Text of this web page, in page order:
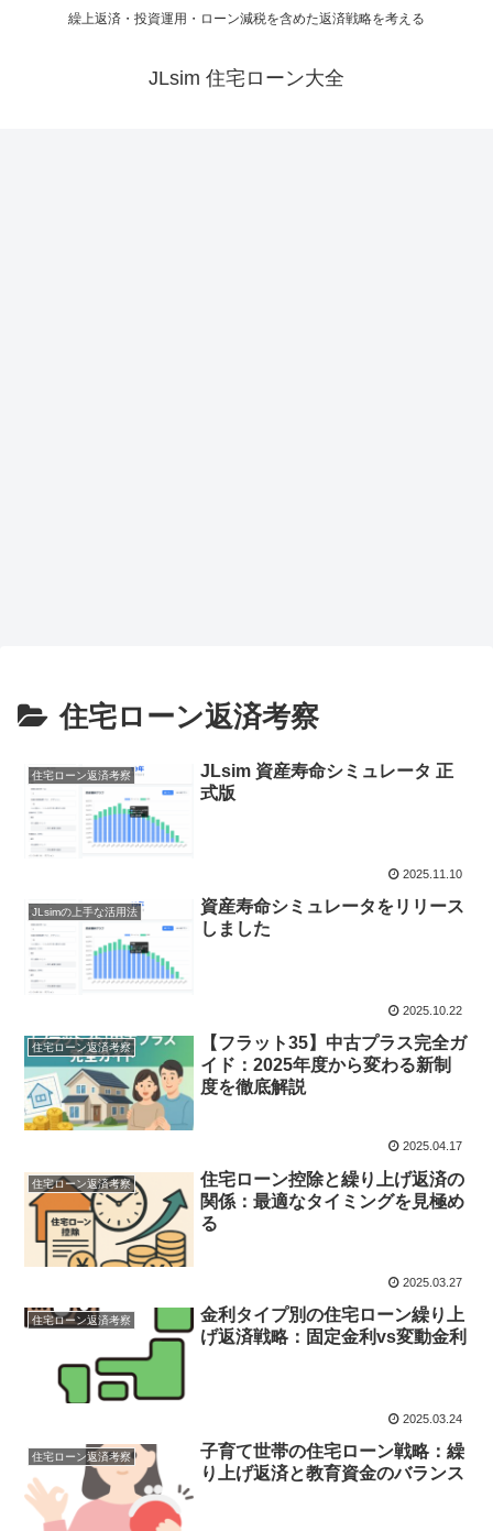
繰上返済・投資運用・ローン減税を含めた返済戦略を考える
JLsim 住宅ローン大全
住宅ローン返済考察
住宅ローン返済考察
JLsim 資産寿命シミュレータ 正
式版
2025.11.10
JLsimの上手な活用法
資産寿命シミュレータをリリース
しました
2025.10.22
住宅ローン返済考察
【フラット35】中古プラス完全ガ
イド：2025年度から変わる新制
度を徹底解説
2025.04.17
住宅ローン返済考察
住宅ローン控除と繰り上げ返済の
関係：最適なタイミングを見極め
る
2025.03.27
住宅ローン返済考察
金利タイプ別の住宅ローン繰り上
げ返済戦略：固定金利vs変動金利
2025.03.24
住宅ローン返済考察
子育て世帯の住宅ローン戦略：繰
り上げ返済と教育資金のバランス